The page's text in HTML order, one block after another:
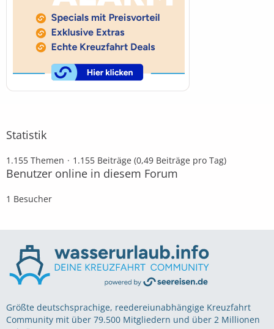
Statistik
1.155 Themen 1.155 Beiträge (0,49 Beiträge pro Tag)
Benutzer online in diesem Forum
1 Besucher
Größte deutschsprachige, reedereiunabhängige Kreuzfahrt
Community mit über 79.500 Mitgliedern und über 2 Millionen